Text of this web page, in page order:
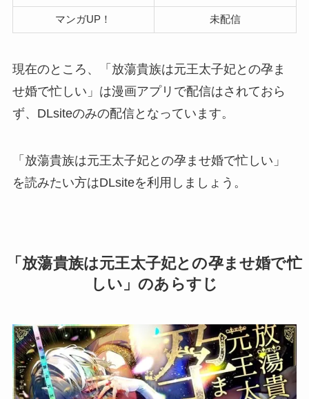
マンガUP！ 未配信
現在のところ、「放蕩貴族は元王太子妃との孕ま
せ婚で忙しい」は漫画アプリで配信はされておら
ず、DLsiteのみの配信となっています。
「放蕩貴族は元王太子妃との孕ませ婚で忙しい」
を読みたい方はDLsiteを利用しましょう。
「放蕩貴族は元王太子妃との孕ませ婚で忙
しい」のあらすじ